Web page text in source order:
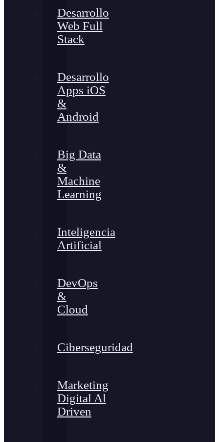
Desarrollo
Web Full
Stack
Desarrollo
Apps iOS
&
Android
Big Data
&
Machine
Learning
Inteligencia
Artificial
DevOps
&
Cloud
Ciberseguridad
Marketing
Digital Al
Driven